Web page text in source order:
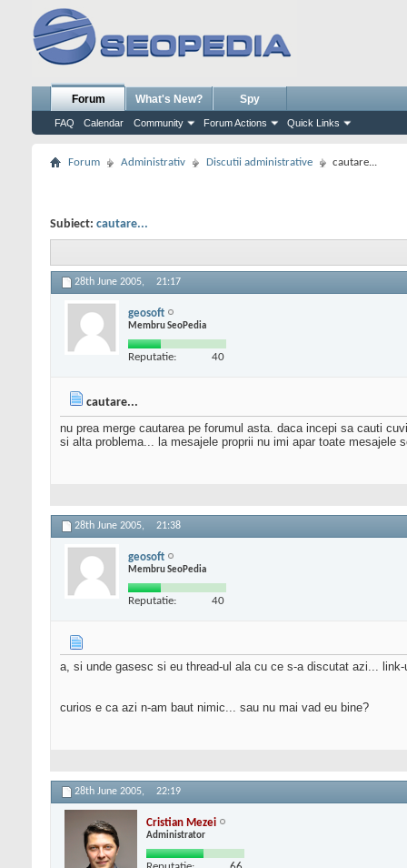
Forum
FAQ Calendar Community Forum Actions Quick Links
What's New? Spy
Forum Administrativ Discutii administrative cautare...
Subiect: cautare...
28th June 2005, 21:17
geosoft
Membru SeoPedia
Reputatie: 40
cautare...
nu prea merge cautarea pe forumul asta. daca incepi sa cauti
si alta problema... la mesajele proprii nu imi apar toate mesajele
28th June 2005, 21:38
geosoft
Membru SeoPedia
Reputatie: 40
a, si unde gasesc si eu thread-ul ala cu ce s-a discutat azi...
curios e ca azi n-am baut nimic... sau nu mai vad eu bine?
28th June 2005, 22:19
Cristian Mezei
Administrator